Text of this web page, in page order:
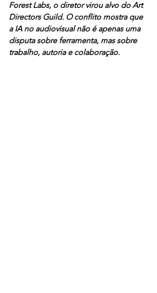
Forest Labs, o diretor virou alvo do Art
Directors Guild. O conflito mostra que
a IA no audiovisual não é apenas uma
disputa sobre ferramenta, mas sobre
trabalho, autoria e colaboração.